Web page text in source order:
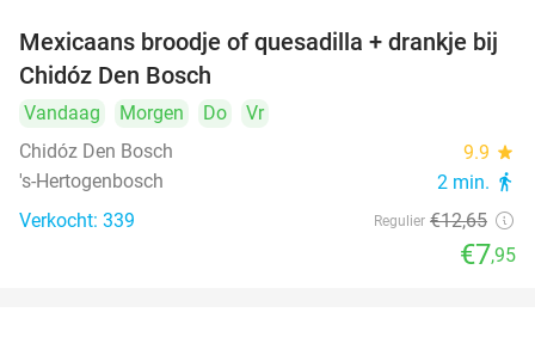
37%
Mexicaans broodje of quesadilla + drankje bij
Chidóz Den Bosch
Vandaag Morgen Do
Vr
Chidóz Den Bosch
9.9 star
's-Hertogenbosch 2 min. directions_walk
Verkocht: 339 Regulier €12,65
€7,95